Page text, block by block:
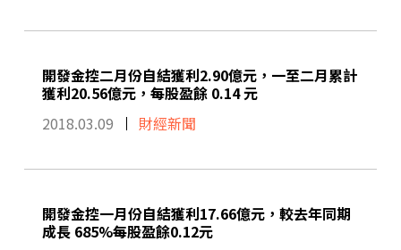
開發金控二月份自結獲利2.90億元，一至二月累計
獲利20.56億元，每股盈餘 0.14 元
2018.03.09
財經新聞
開發金控一月份自結獲利17.66億元，較去年同期
成長 685%每股盈餘0.12元